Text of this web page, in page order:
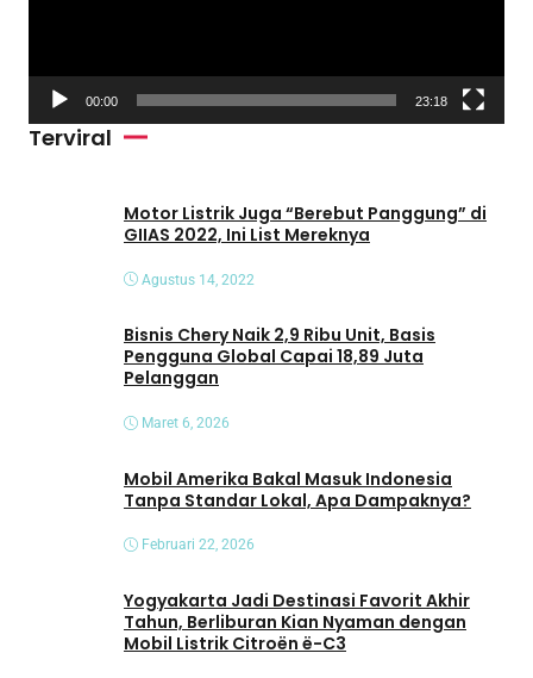
d
00:00 23:18
Terviral
Motor Listrik Juga “Berebut Panggung” di
GIIAS 2022, Ini List Mereknya
Agustus 14, 2022
Bisnis Chery Naik 2,9 Ribu Unit, Basis
Pengguna Global Capai 18,89 Juta
Pelanggan
Maret 6, 2026
Mobil Amerika Bakal Masuk Indonesia
Tanpa Standar Lokal, Apa Dampaknya?
Februari 22, 2026
Yogyakarta Jadi Destinasi Favorit Akhir
Tahun, Berliburan Kian Nyaman dengan
Mobil Listrik Citroën ë-C3